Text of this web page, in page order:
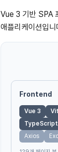
Vue 3 기반 SPA
애플리케이션입
Frontend
Vue 3
TypeScript
Axios